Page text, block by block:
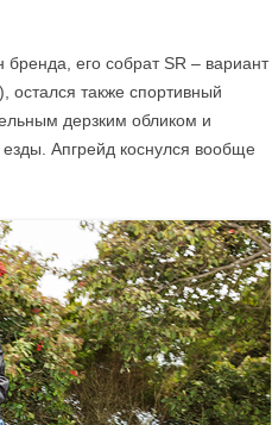
его собрат SR – вариант
остался также спортивный
дерзким обликом и
Апгрейд коснулся вообще